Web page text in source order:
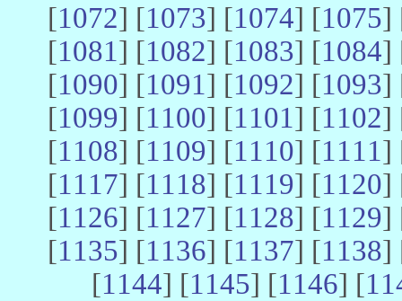
[1072] [1073] [1074] [1075]
[1081] [1082] [1083] [1084]
[1090] [1091] [1092] [1093]
[1099] [1100] [1101] [1102]
[1108] [1109] [1110] [1111]
[1117] [1118] [1119] [1120]
[1126] [1127] [1128] [1129]
[1135] [1136] [1137] [1138]
[1144] [1145] [1146] [